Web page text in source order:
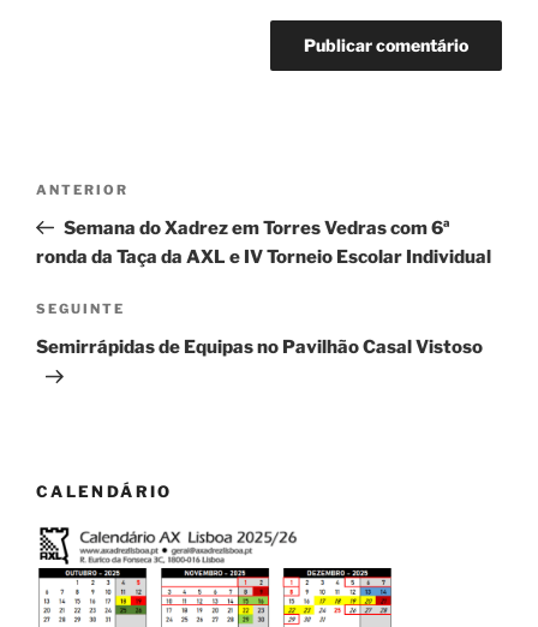
artigos
Conteúdo
anterior
ANTERIOR
Semana do Xadrez em Torres Vedras com 6ª
ronda da Taça da AXL e IV Torneio Escolar Individual
Conteúdo
seguinte
SEGUINTE
Semirrápidas de Equipas no Pavilhão Casal Vistoso
CALENDÁRIO